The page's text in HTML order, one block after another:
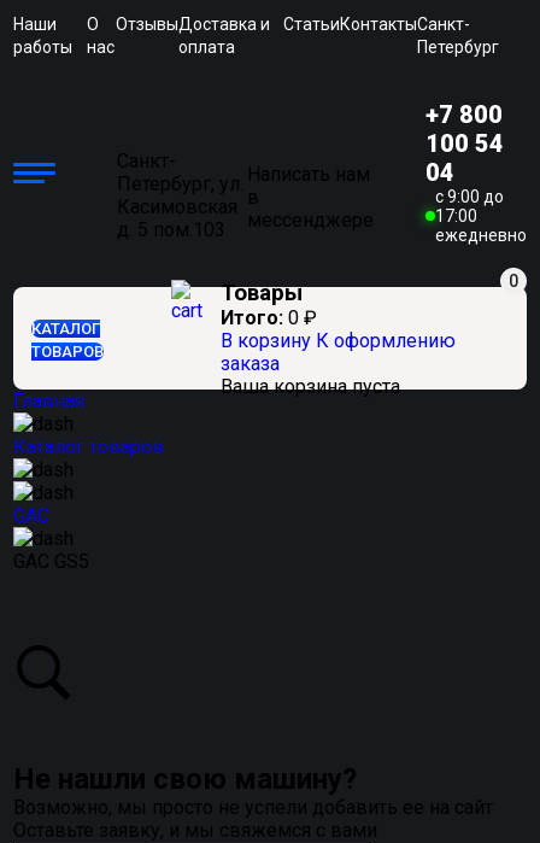
Наши
работы
О
нас
ОтзывыДоставка и
оплата
СтатьиКонтактыСанкт-
Петербург
Санкт-
Петербург, ул.
Касимовская
д. 5 пом.103
Написать нам
в
мессенджере
+7 800
100 54
04
c 9:00 до
17:00
ежедневно
КАТАЛОГ
ТОВАРОВ
0
Товары
Итого: 0 ₽
В корзину К оформлению
заказа
Ваша корзина пуста
Главная
Каталог товаров
GAC
GAC GS5
Не нашли свою машину?
Возможно, мы просто не успели добавить ее на сайт
Оставьте заявку, и мы свяжемся с вами